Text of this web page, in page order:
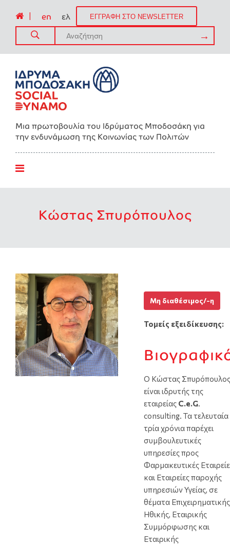
en ελ ΕΓΓΡΑΦΗ ΣΤΟ NEWSLETTER
Μια πρωτοβουλία του Ιδρύματος Μποδοσάκη για
την ενδυνάμωση της Kοινωνίας των Πολιτών
Κώστας Σπυρόπουλος
Μη διαθέσιμος/-η
Τομείς εξειδίκευσης:
Ο Κώστας Σπυρόπουλος
είναι ιδρυτής της
εταιρείας C.e.G.
consulting. Τα τελευταία
τρία χρόνια παρέχει
συμβουλευτικές
υπηρεσίες προς
Φαρμακευτικές
και Εταιρείες παροχής
υπηρεσιών Υγείας, σε
θέματα Επιχειρηματικής
Ηθικής, Εταιρικής
Συμμόρφωσης και
Εταιρικής